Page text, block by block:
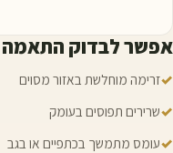
אפשר לבדוק
✓זרימה מוחלשת באזור מסוים
✓שרירים תפוסים בעומק
✓עומס מתמשך בכתפיים או בגב